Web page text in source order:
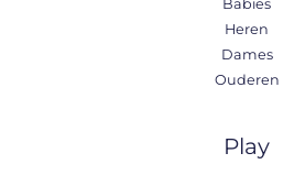
Babies
Heren
Dames
Ouderen
Play